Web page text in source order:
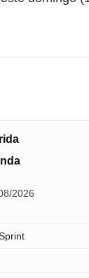
2026